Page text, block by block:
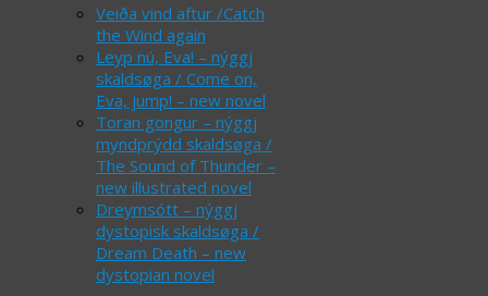
Veiða vind aftur /Catch
the Wind again
Leyp nú, Eva! – nýggj
skaldsøga / Come on,
Eva, jump! – new novel
Toran gongur – nýggj
myndprýdd skaldsøga /
The Sound of Thunder –
new illustrated novel
Dreymsótt – nýggj
dystopisk skaldsøga /
Dream Death – new
dystopian novel